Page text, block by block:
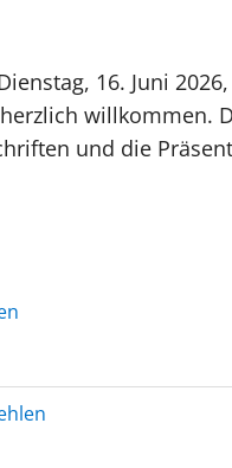
16. Juni
willkommen.
und die